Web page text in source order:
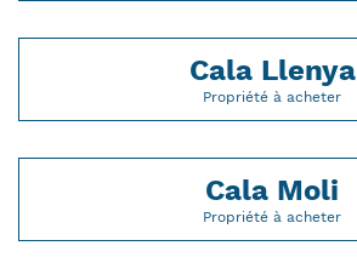
Cala Llenya
Propriété à acheter
Cala Moli
Propriété à acheter